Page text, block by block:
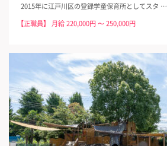
2015年に江戸川区の登録学童保育所としてスタ …
【正職員】 月給 220,000円 〜 250,000円